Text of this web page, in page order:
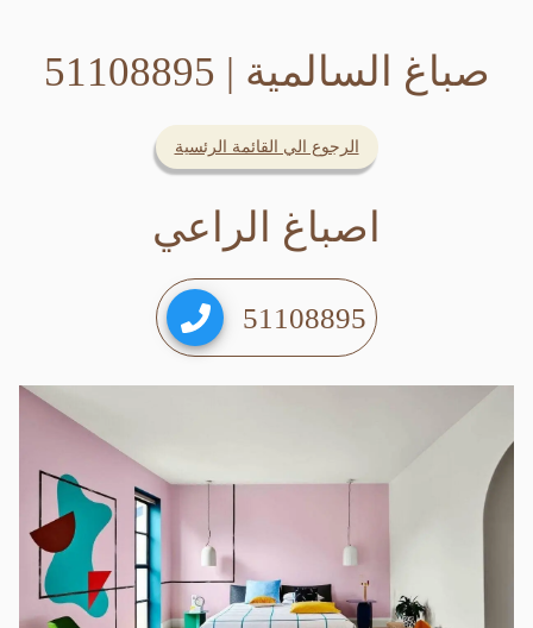
صباغ السالمية | 51108895
الرجوع الي القائمة الرئسية
اصباغ الراعي
51108895